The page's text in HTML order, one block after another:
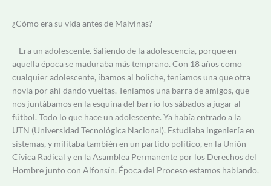
¿Cómo era su vida antes de Malvinas?
– Era un adolescente. Saliendo de la adolescencia, porque en
aquella época se maduraba más temprano. Con 18 años como
cualquier adolescente, íbamos al boliche, teníamos una que otra
novia por ahí dando vueltas. Teníamos una barra de amigos, que
nos juntábamos en la esquina del barrio los sábados a jugar al
fútbol. Todo lo que hace un adolescente. Ya había entrado a la
UTN (Universidad Tecnológica Nacional). Estudiaba ingeniería en
sistemas, y militaba también en un partido político, en la Unión
Cívica Radical y en la Asamblea Permanente por los Derechos del
Hombre junto con Alfonsín. Época del Proceso estamos hablando.